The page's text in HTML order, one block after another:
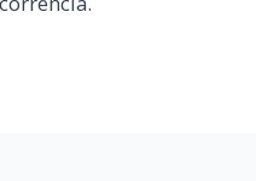
em incêndio na área